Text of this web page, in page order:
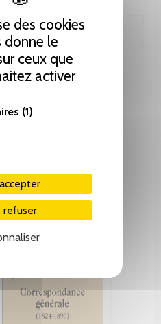
des cookies
donne le
ceux que
activer
(1)
refuser